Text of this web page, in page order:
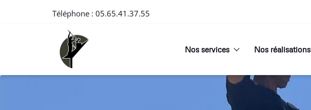
Téléphone : 05.65.41.37.55
Nos services Nos réalisations